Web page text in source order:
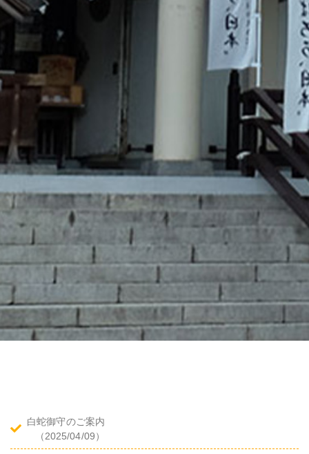
白蛇御守のご案内
（2025/04/09）